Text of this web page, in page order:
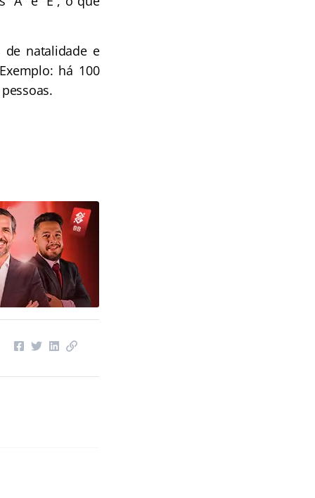
natalidade e
há 100